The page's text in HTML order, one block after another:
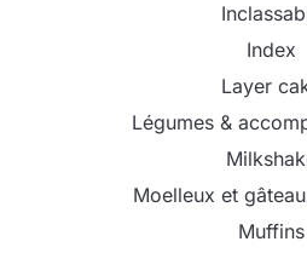
Index
Layer
Légumes &
Moelleux et
Muffins